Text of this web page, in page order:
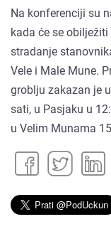
Na konferenciji su
kada će se
stradanje
Vele i Male Mune.
groblju zakazan je
sati, u Pasjaku u
u Velim Munama